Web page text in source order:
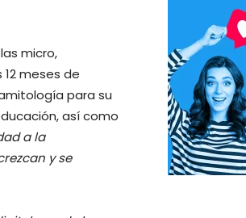
micro,
meses de
para su
así como
a la
y se